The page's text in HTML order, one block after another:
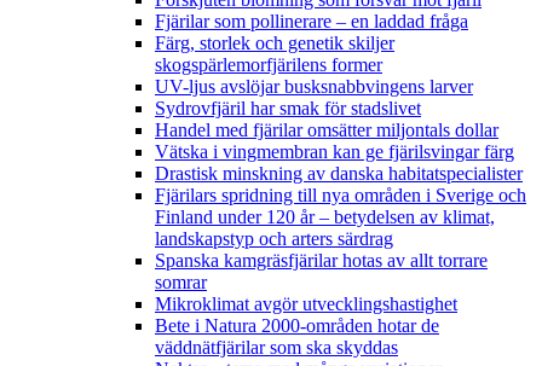
Fjärilar som pollinerare – en laddad fråga
Färg, storlek och genetik skiljer
skogspärlemorfjärilens former
UV-ljus avslöjar busksnabbvingens larver
Sydrovfjäril har smak för stadslivet
Handel med fjärilar omsätter miljontals dollar
Vätska i vingmembran kan ge fjärilsvingar färg
Drastisk minskning av danska habitatspecialister
Fjärilars spridning till nya områden i Sverige och
Finland under 120 år– betydelsen av klimat,
landskapstyp och arters särdrag
Spanska kamgräsfjärilar hotas av allt torrare
somrar
Mikroklimat avgör utvecklingshastighet
Bete i Natura 2000-områden hotar de
väddnätfjärilar som ska skyddas